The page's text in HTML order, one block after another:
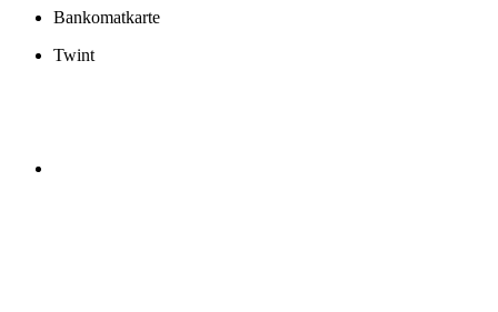
Bankomatkarte
Twint